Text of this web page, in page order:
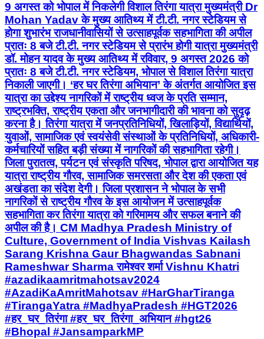
9 अगस्त को भोपाल में निकलेगी विशाल तिरंगा यात्रा मुख्यमंत्री Dr
Mohan Yadav के मुख्य आतिथ्य में टी.टी. नगर स्टेडियम से
होगा शुभारंभ राजधानीवासियों से उत्साहपूर्वक सहभागिता की अपील
प्रातः 8 बजे टी.टी. नगर स्टेडियम से प्रारंभ होगी यात्रा मुख्यमंत्री
डॉ. मोहन यादव के मुख्य आतिथ्य में रविवार, 9 अगस्त 2026 को
प्रातः 8 बजे टी.टी. नगर स्टेडियम, भोपाल से विशाल तिरंगा यात्रा
निकाली जाएगी। ‘हर घर तिरंगा अभियान’ के अंतर्गत आयोजित इस
यात्रा का उद्देश्य नागरिकों में राष्ट्रीय ध्वज के प्रति सम्मान,
राष्ट्रभक्ति, राष्ट्रीय एकता और जनभागीदारी की भावना को सुदृढ़
करना है। तिरंगा यात्रा में जनप्रतिनिधियों, खिलाड़ियों, विद्यार्थियों,
युवाओं, सामाजिक एवं स्वयंसेवी संस्थाओं के प्रतिनिधियों, अधिकारी-
कर्मचारियों सहित बड़ी संख्या में नागरिकों की सहभागिता रहेगी।
जिला पुरातत्व, पर्यटन एवं संस्कृति परिषद, भोपाल द्वारा आयोजित यह
यात्रा राष्ट्रीय गौरव, सामाजिक समरसता और देश की एकता एवं
अखंडता का संदेश देगी। जिला प्रशासन ने भोपाल के सभी
नागरिकों से राष्ट्रीय गौरव के इस आयोजन में उत्साहपूर्वक
सहभागिता कर तिरंगा यात्रा को गरिमामय और सफल बनाने की
अपील की है। CM Madhya Pradesh Ministry of
Culture, Government of India Vishvas Kailash
Sarang Krishna Gaur Bhagwandas Sabnani
Rameshwar Sharma रामेश्वर शर्मा Vishnu Khatri
#azadikaamritmahotsav2024
#AzadiKaAmritMahotsav #HarGharTiranga
#TirangaYatra #MadhyaPradesh #HGT2026
#हर_घर_तिरंगा #हर_घर_तिरंगा_अभियान #hgt26
#Bhopal #JansamparkMP